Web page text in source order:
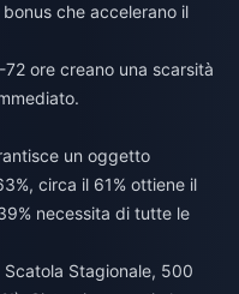
che accelerano il
ore creano una scarsità
un oggetto
circa il 61% ottiene il
necessita di tutte le
Stagionale, 500